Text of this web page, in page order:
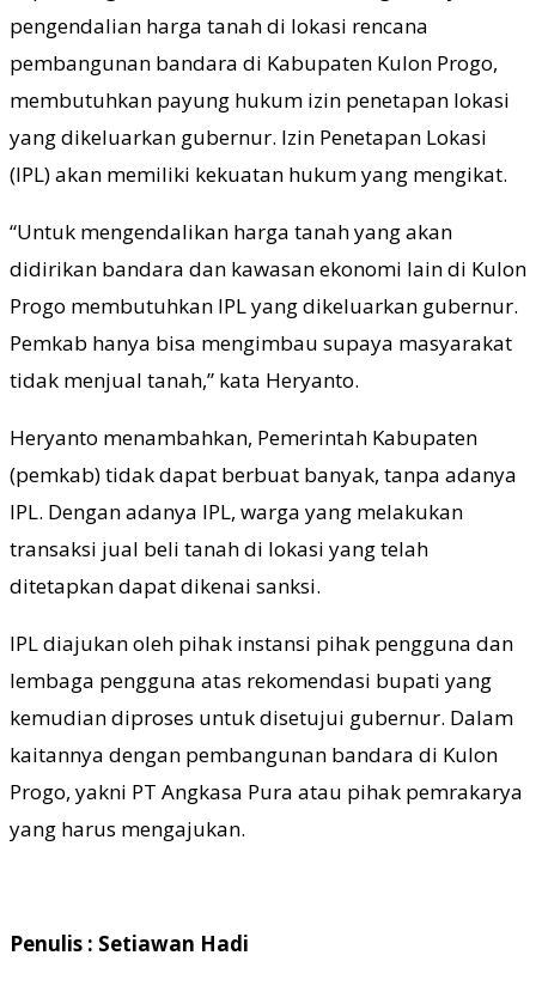
pengendalian harga tanah di lokasi rencana
pembangunan bandara di Kabupaten Kulon Progo,
membutuhkan payung hukum izin penetapan lokasi
yang dikeluarkan gubernur. Izin Penetapan Lokasi
(IPL) akan memiliki kekuatan hukum yang mengikat.
“Untuk mengendalikan harga tanah yang akan
didirikan bandara dan kawasan ekonomi lain di Kulon
Progo membutuhkan IPL yang dikeluarkan gubernur.
Pemkab hanya bisa mengimbau supaya masyarakat
tidak menjual tanah,” kata Heryanto.
Heryanto menambahkan, Pemerintah Kabupaten
(pemkab) tidak dapat berbuat banyak, tanpa adanya
IPL. Dengan adanya IPL, warga yang melakukan
transaksi jual beli tanah di lokasi yang telah
ditetapkan dapat dikenai sanksi.
IPL diajukan oleh pihak instansi pihak pengguna dan
lembaga pengguna atas rekomendasi bupati yang
kemudian diproses untuk disetujui gubernur. Dalam
kaitannya dengan pembangunan bandara di Kulon
Progo, yakni PT Angkasa Pura atau pihak pemrakarya
yang harus mengajukan.
Penulis : Setiawan Hadi